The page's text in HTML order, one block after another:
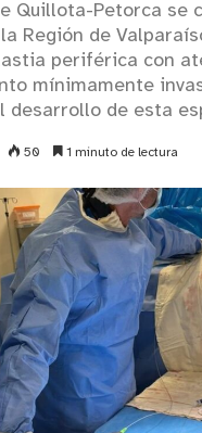
Quillota-Petorca se
Región de
periférica con
mínimamente
desarrollo de esta
50 1 minuto de lectura